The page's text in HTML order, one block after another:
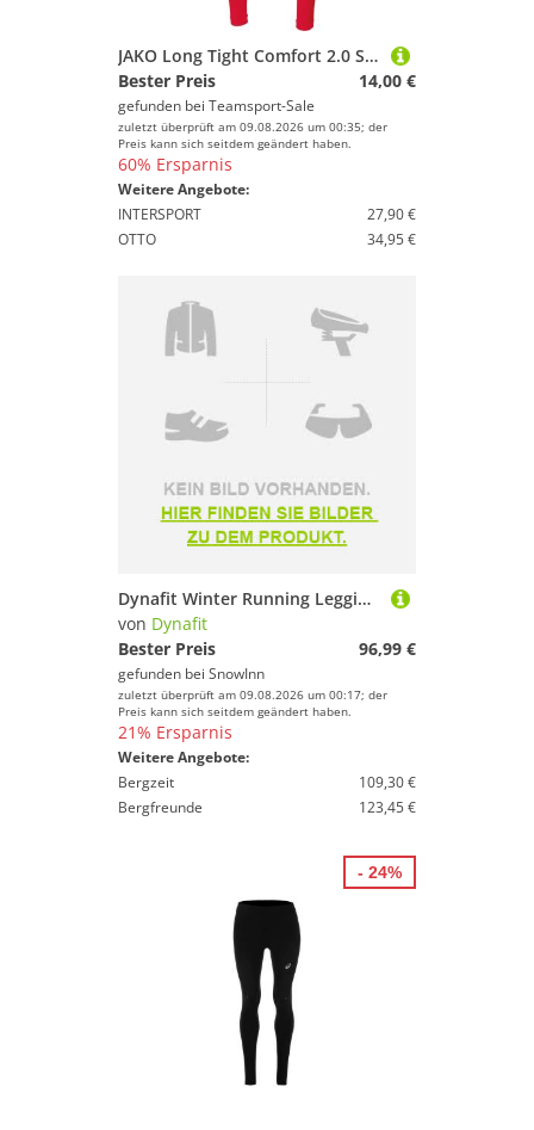
JAKO Long Tight Comfort 2.0 S Sportrot
Bester Preis
14,00 €
gefunden bei Teamsport-Sale
zuletzt überprüft am 09.08.2026 um 00:35; der
Preis kann sich seitdem geändert haben.
60% Ersparnis
Weitere Angebote:
INTERSPORT
27,90 €
OTTO
34,95 €
Dynafit Winter Running Leggings Schwarz L Mann
von Dynafit
Bester Preis
96,99 €
gefunden bei SnowInn
zuletzt überprüft am 09.08.2026 um 00:17; der
Preis kann sich seitdem geändert haben.
21% Ersparnis
Weitere Angebote:
Bergzeit
109,30 €
Bergfreunde
123,45 €
- 24%